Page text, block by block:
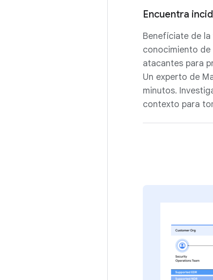
Encuentra
Benefíciate de
conocimiento de
atacantes para
Un experto de
minutos.
contexto para